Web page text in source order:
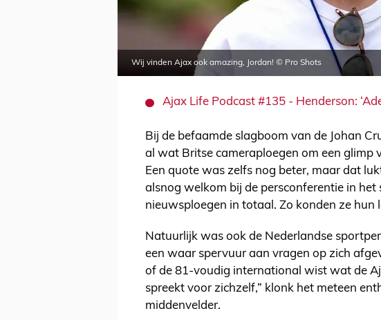
Wij vinden Ajax ook amazing, Jordan! © Pro Shots
Ajax Life Podcast #135 - Henderson:
Bij de befaamde slagboom van de Johan
al wat Britse cameraploegen om een glimp
Een quote was zelfs nog beter, maar dat
alsnog welkom bij de persconferentie in het
nieuwsploegen in totaal. Zo konden ze hun
Natuurlijk was ook de Nederlandse
een waar spervuur aan vragen op zich
of de 81-voudig international wist wat de
spreekt voor zichzelf,” klonk het meteen
middenvelder.